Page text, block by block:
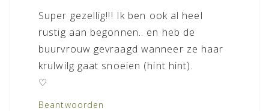
Super gezellig!!! Ik ben ook al heel
rustig aan begonnen.. en heb de
buurvrouw gevraagd wanneer ze haar
krulwilg gaat snoeien (hint hint).
♡
Beantwoorden